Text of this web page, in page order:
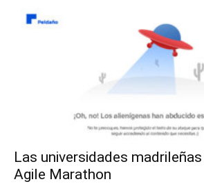
Las universidades madrileñas
Agile Marathon